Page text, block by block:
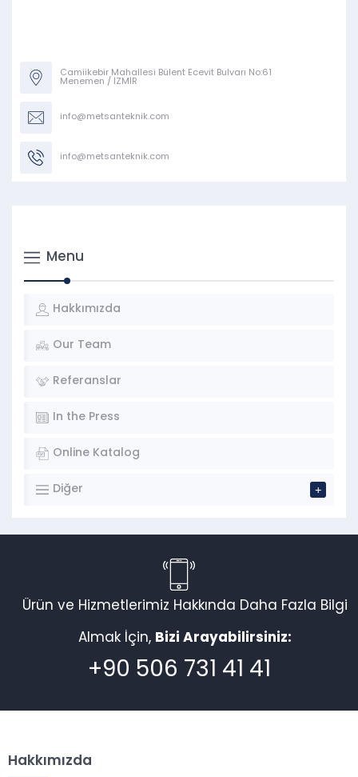
Camiikebir Mahallesi Bülent Ecevit Bulvarı No:61
Menemen / İZMİR
info@metsanteknik.com
info@metsanteknik.com
Menu
Hakkımızda
Our Team
Referanslar
In the Press
Online Katalog
Diğer
Ürün ve Hizmetlerimiz Hakkında Daha Fazla Bilgi
Almak İçin, Bizi Arayabilirsiniz:
+90 506 731 41 41
Hakkımızda